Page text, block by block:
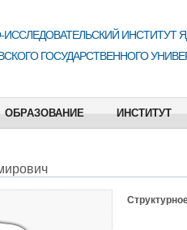
ИССЛЕДОВАТЕЛЬСКИЙ ИНСТИТУТ
ГОСУДАРСТВЕННОГО
ОБРАЗОВАНИЕ ИНСТИТУТ